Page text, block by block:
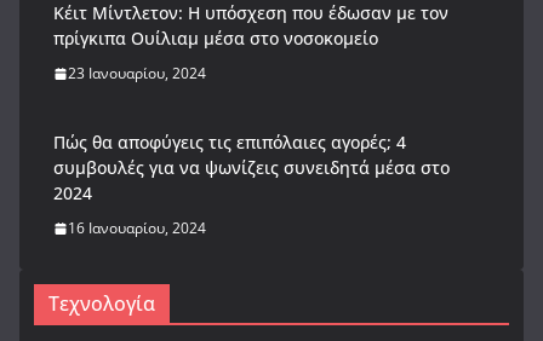
Κέιτ Μίντλετον: Η υπόσχεση που έδωσαν με τον
πρίγκιπα Ουίλιαμ μέσα στο νοσοκομείο
23 Ιανουαρίου, 2024
Πώς θα αποφύγεις τις επιπόλαιες αγορές; 4
συμβουλές για να ψωνίζεις συνειδητά μέσα στο
2024
16 Ιανουαρίου, 2024
Τεχνολογία